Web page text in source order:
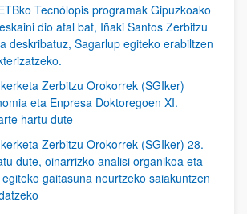
Tecnólopis programak Gipuzkoako
dio atal bat, Iñaki Santos Zerbitzu
deskribatuz, Sagarlup egiteko erabiltzen
Zerbitzu Orokorrek (SGIker)
eta Enpresa Doktoregoen XI.
hartu dute
Zerbitzu Orokorrek (SGIker) 28.
dute, oinarrizko analisi organikoa eta
gaitasuna neurtzeko saiakuntzen